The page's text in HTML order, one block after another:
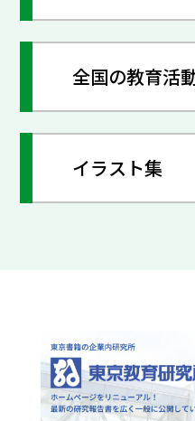
全国の教育活
イラスト集